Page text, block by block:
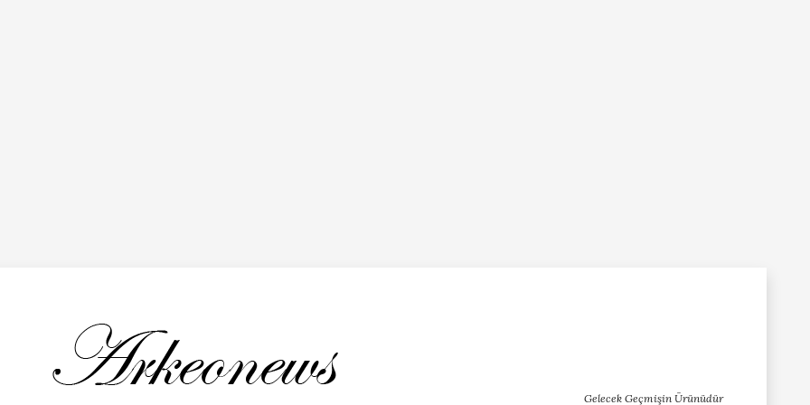
Gelecek Geçmişin Ürünüdür